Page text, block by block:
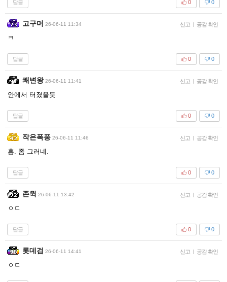
답글 0
0
고구머 26-06-11 11:34 신고 | 공감 확인
ㅋ
답글 0
0
쾌변왕 26-06-11 11:41 신고 | 공감 확인
안에서 터졌을듯
답글 0
0
작은폭풍 26-06-11 11:46 신고 | 공감 확인
흠. 좀 그러네.
답글 0
0
존윅 26-06-11 13:42 신고 | 공감 확인
ㅇㄷ
답글 0
0
롯데검 26-06-11 14:41 신고 | 공감 확인
ㅇㄷ